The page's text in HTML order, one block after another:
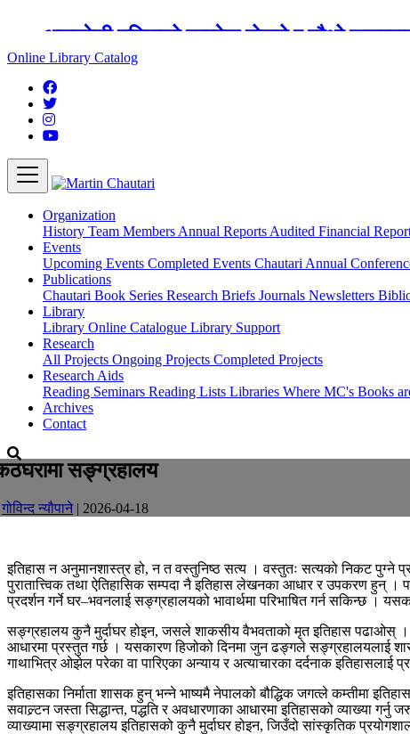
अङ्ग्रेजी महिनाको प्रत्येक दोस्रो र चौथो
Online Library Catalog
Organization
History Team Members Annual Reports Audited Financial
Events
Upcoming Events Completed Events Chautari Annual
Publications
Chautari Book Series Research Briefs Journals Newsletters
Library
Library Online Catalogue Library Support
Research
All Projects Ongoing Projects Completed Projects
Research Aids
Reading Seminars Reading Lists Libraries Where MC's Books
Archives
Contact
सङ्ग्रहालय
गोविन्द न्यौपाने | 2026-04-18
इतिहास न अनुमानशास्त्र हो, न त वस्तुनिष्ठ सत्य । वस्तुतः सत्यको निकट पुग्ने
पुरातात्त्विक तथा ऐतिहासिक सम्पदा नै इतिहास लेखनका आधार र उपकरण हुन् ।
प्रदर्शन गर्ने घर–भवनलाई सङ्ग्रहालयको भावार्थमा परिभाषित गर्न सकिन्छ ।
सङ्ग्रहालय कुनै मुर्दाघर होइन, जसले शाकसीय वैभवताको मृत इतिहास पढाओस्
आधारमा प्रस्तुत गर्छ । यसकारण हिजोको दिनमा जुन ढङ्गले सङ्ग्रहालयलाई
गाथाभित्र ओझेल परेका वा पारिएका अन्याय र अत्याचारका दर्दनाक
इतिहासका निर्माता शासक हुन् भन्ने भाष्यमै नेपालको बौद्धिक जगत्ले कम्तीमा
सवाल्र्टन जस्ता सिद्धान्त, पद्धति र अवधारणाका आधारमा इतिहासको व्याख्या
व्याख्यामा सङ्ग्रहालय इतिहासको कुनै मुर्दाघर होइन, जिउँदो सांस्कृतिक